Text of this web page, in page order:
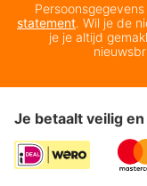
statement. Wil je de
je je altijd
Je betaalt veilig